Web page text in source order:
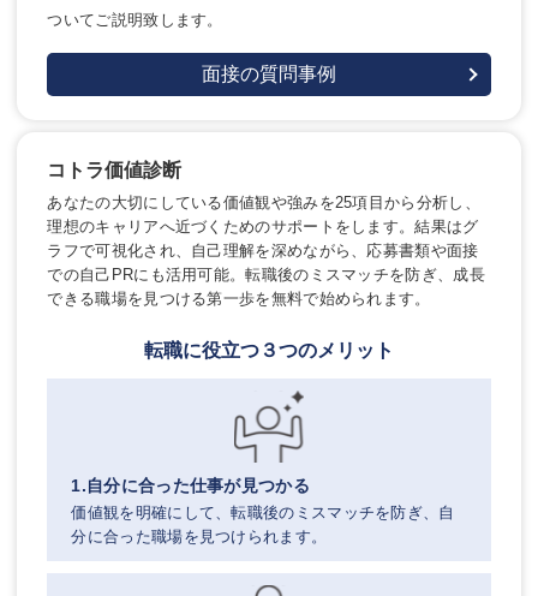
ついてご説明致します。
面接の質問事例
コトラ価値診断
あなたの大切にしている価値観や強みを25項目から分析し、
理想のキャリアへ近づくためのサポートをします。結果はグ
ラフで可視化され、自己理解を深めながら、応募書類や面接
での自己PRにも活用可能。転職後のミスマッチを防ぎ、成長
できる職場を見つける第一歩を無料で始められます。
転職に役立つ３つのメリット
1.自分に合った仕事が見つかる
価値観を明確にして、転職後のミスマッチを防ぎ、自
分に合った職場を見つけられます。